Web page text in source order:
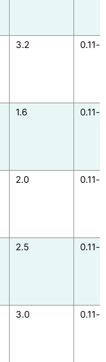
3.2 0.11-
1.6 0.11-
2.0 0.11-
2.5 0.11-
3.0 0.11-